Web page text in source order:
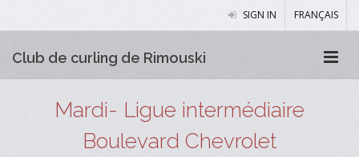
SIGN IN FRANÇAIS
Club de curling de Rimouski
Mardi- Ligue intermédiaire
Boulevard Chevrolet